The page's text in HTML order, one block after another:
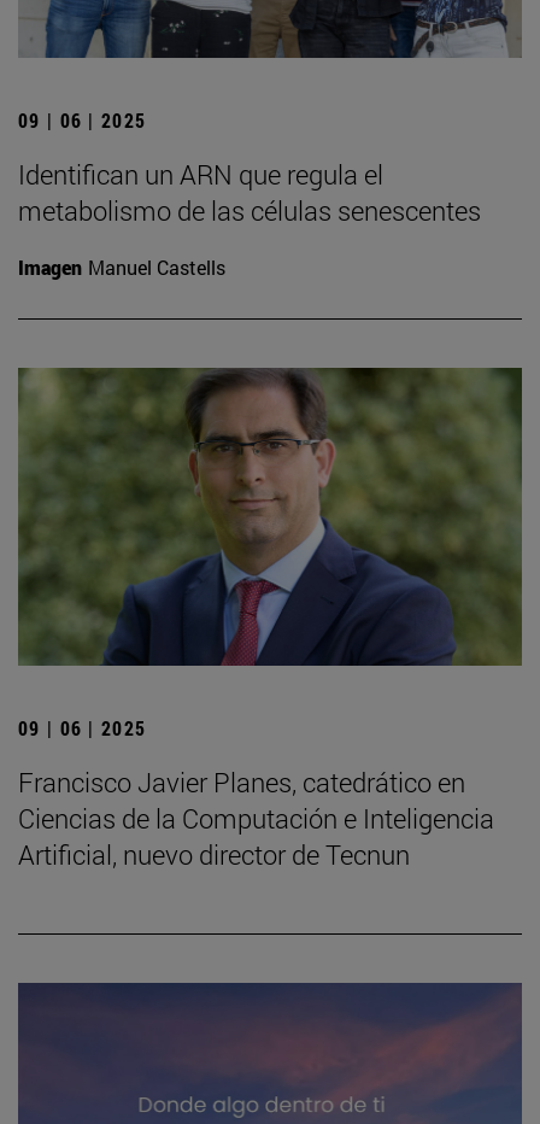
09 | 06 | 2025
Identifican un ARN que regula el
metabolismo de las células senescentes
Imagen Manuel Castells
09 | 06 | 2025
Francisco Javier Planes, catedrático en
Ciencias de la Computación e Inteligencia
Artificial, nuevo director de Tecnun